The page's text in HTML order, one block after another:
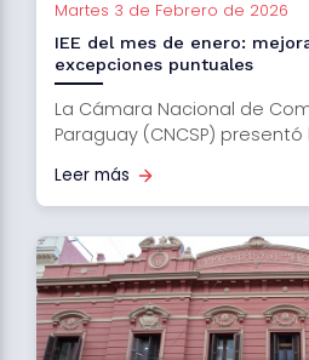
Martes 3 de Febrero de 2026
IEE del mes de enero:
excepciones puntuales
La Cámara Nacional de
Paraguay (CNCSP)
Leer más